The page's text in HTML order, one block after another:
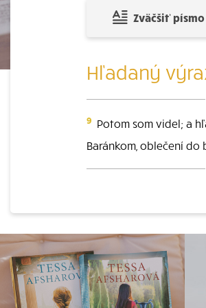
Zväčšiť písmo
Hľadaný
9 Potom som videl; a
Baránkom, oblečení do